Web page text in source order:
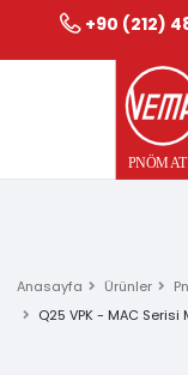
+90 (212)
Anasayfa Ürünler
Q25 VPK - MAC